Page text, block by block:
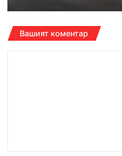
Вашият коментар